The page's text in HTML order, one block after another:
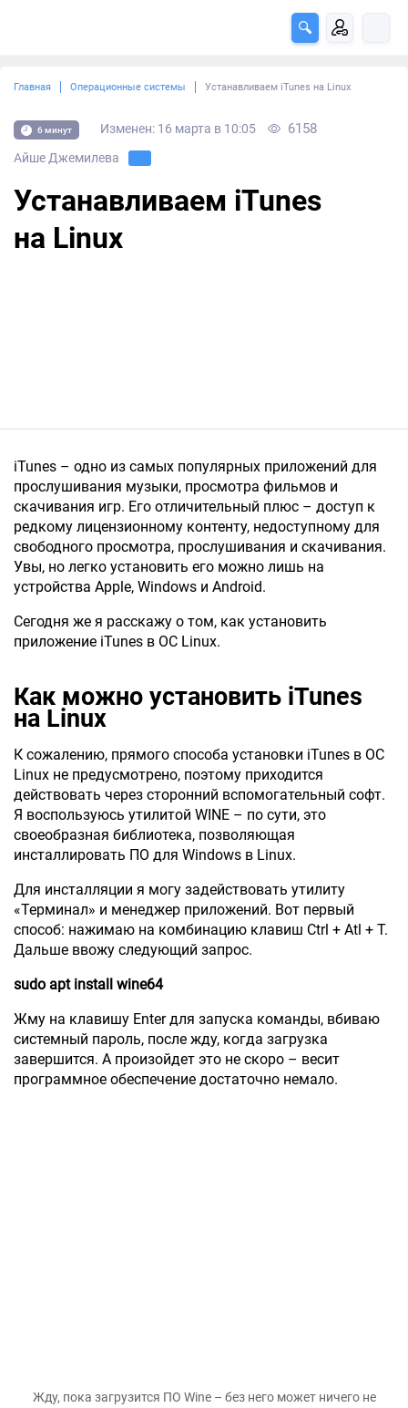
Главная Операционные системы Устанавливаем iTunes на Linux
6 минут Изменен: 16 марта в 10:05 6158
Айше Джемилева
Устанавливаем iTunes
на Linux
iTunes – одно из самых популярных приложений для
прослушивания музыки, просмотра фильмов и
скачивания игр. Его отличительный плюс – доступ к
редкому лицензионному контенту, недоступному для
свободного просмотра, прослушивания и скачивания.
Увы, но легко установить его можно лишь на
устройства Apple, Windows и Android.
Сегодня же я расскажу о том, как установить
приложение iTunes в ОС Linux.
Как можно установить iTunes
на Linux
К сожалению, прямого способа установки iTunes в ОС
Linux не предусмотрено, поэтому приходится
действовать через сторонний вспомогательный софт.
Я воспользуюсь утилитой WINE – по сути, это
своеобразная библиотека, позволяющая
инсталлировать ПО для Windows в Linux.
Для инсталляции я могу задействовать утилиту
«Терминал» и менеджер приложений. Вот первый
способ: нажимаю на комбинацию клавиш Ctrl + Atl + T.
Дальше ввожу следующий запрос.
sudo apt install wine64
Жму на клавишу Enter для запуска команды, вбиваю
системный пароль, после жду, когда загрузка
завершится. А произойдет это не скоро – весит
программное обеспечение достаточно немало.
Жду, пока загрузится ПО Wine – без него может ничего не